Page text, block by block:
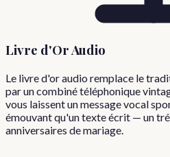
Livre d'Or Audio
Le livre d'or audio remplace le
par un combiné téléphonique
vous laissent un message vocal
émouvant qu'un texte écrit — un
anniversaires de mariage.